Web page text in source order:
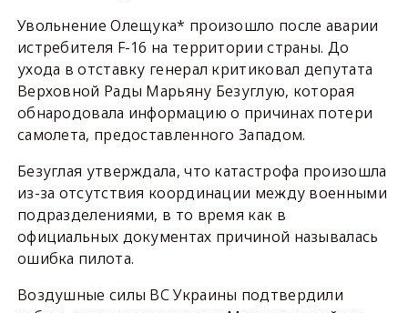
Увольнение Олещука* произошло после аварии
истребителя F-16 на территории страны. До
ухода в отставку генерал критиковал депутата
Верховной Рады Марьяну Безуглую, которая
обнародовала информацию о причинах потери
самолета, предоставленного Западом.
Безуглая утверждала, что катастрофа произошла
из-за отсутствия координации между военными
подразделениями, в то время как в
официальных документах причиной называлась
ошибка пилота.
Воздушные силы ВС Украины подтвердили